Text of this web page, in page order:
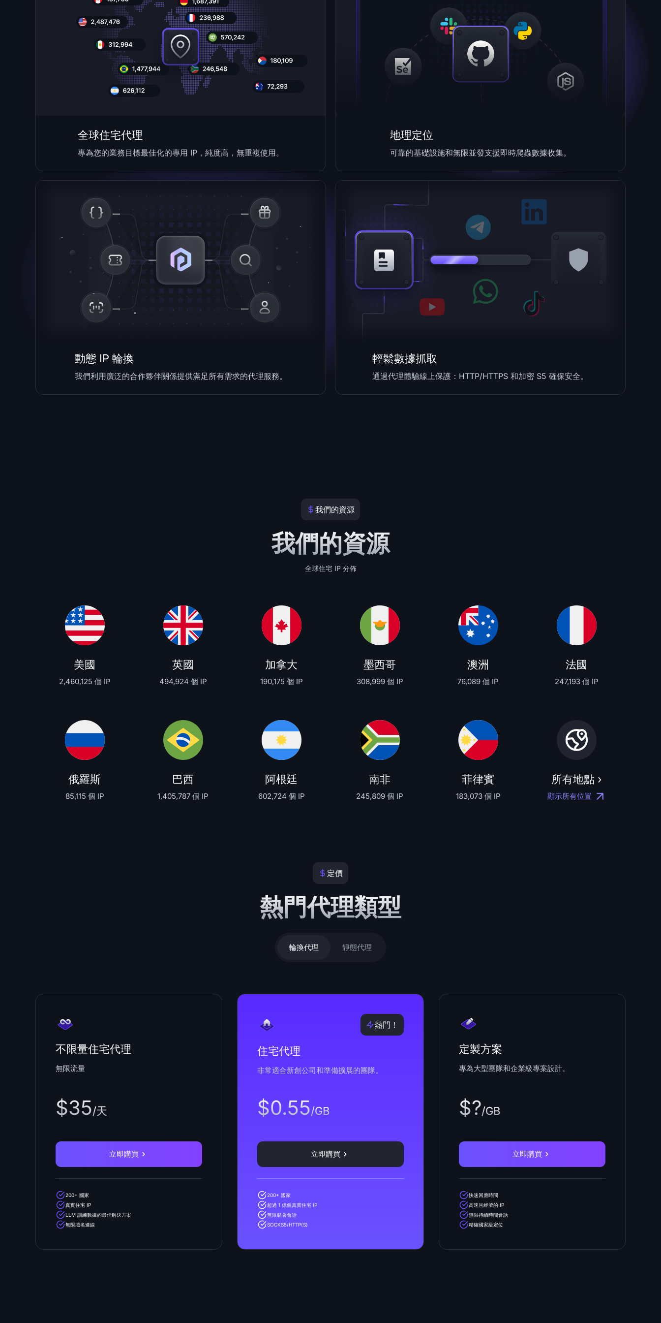
全球住宅代理
專為您的業務目標最佳化的專用 IP，純度高，無重複使用。
地理定位
可靠的基礎設施和無限並發支援即時爬蟲數據收集。
動態 IP 輪換
我們利用廣泛的合作夥伴關係提供滿足所有需求的代理服務。
輕鬆數據抓取
通過代理體驗線上保護：HTTP/HTTPS 和加密 S5 確保安全。
我們的資源
我們的資源
全球住宅 IP 分佈
美國
2,460,125 個 IP
英國
494,924 個 IP
加拿大
190,175 個 IP
墨西哥
308,999 個 IP
澳洲
76,089 個 IP
法國
247,193 個 IP
俄羅斯
85,115 個 IP
巴西
1,405,787 個 IP
阿根廷
602,724 個 IP
南非
245,809 個 IP
菲律賓
183,073 個 IP
所有地點 ›
顯示所有位置
定價
熱門代理類型
輪換代理 靜態代理
不限量住宅代理
無限流量
$35/天
立即購買
200+ 國家
真實住宅 IP
LLM 訓練數據的最佳解決方案
無限域名連線
熱門！
住宅代理
非常適合新創公司和準備擴展的團隊。
$0.55/GB
立即購買
200+ 國家
超過 1 億個真實住宅 IP
無限黏著會話
SOCKS5/HTTP(S)
定製方案
專為大型團隊和企業級專案設計。
$?/GB
立即購買
快速回應時間
高速且經濟的 IP
無限持續時間會話
精確國家級定位